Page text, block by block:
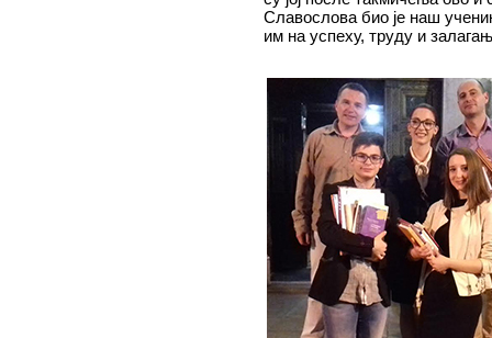
Славослова био је наш
им на успеху, труду и